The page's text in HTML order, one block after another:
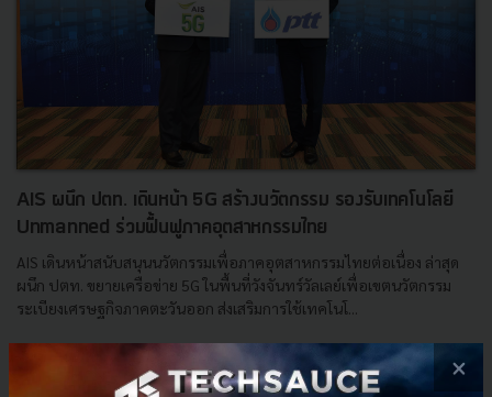
AIS ผนึก ปตท. เดินหน้า 5G สร้างนวัตกรรม รองรับเทคโนโลยี
Unmanned ร่วมฟื้นฟูภาคอุตสาหกรรมไทย
AIS เดินหน้าสนับสนุนนวัตกรรมเพื่อภาคอุตสาหกรรมไทยต่อเนื่อง ล่าสุด
ผนึก ปตท. ขยายเครือข่าย 5G ในพื้นที่วังจันทร์วัลเลย์เพื่อเขตนวัตกรรม
ระเบียงเศรษฐกิจภาคตะวันออก ส่งเสริมการใช้เทคโนโ...
ตุลาคม 22, 2020| ByTechsauce Team
×